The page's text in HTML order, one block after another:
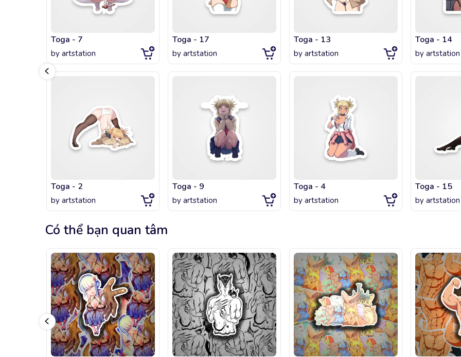
Toga - 7
by artstation
Toga - 2
by artstation
Toga - 17
by artstation
Toga - 9
by artstation
Toga - 13
by artstation
Toga - 4
by artstation
Toga - 14
by artstation
Toga - 15
by artstation
Có thể bạn quan tâm